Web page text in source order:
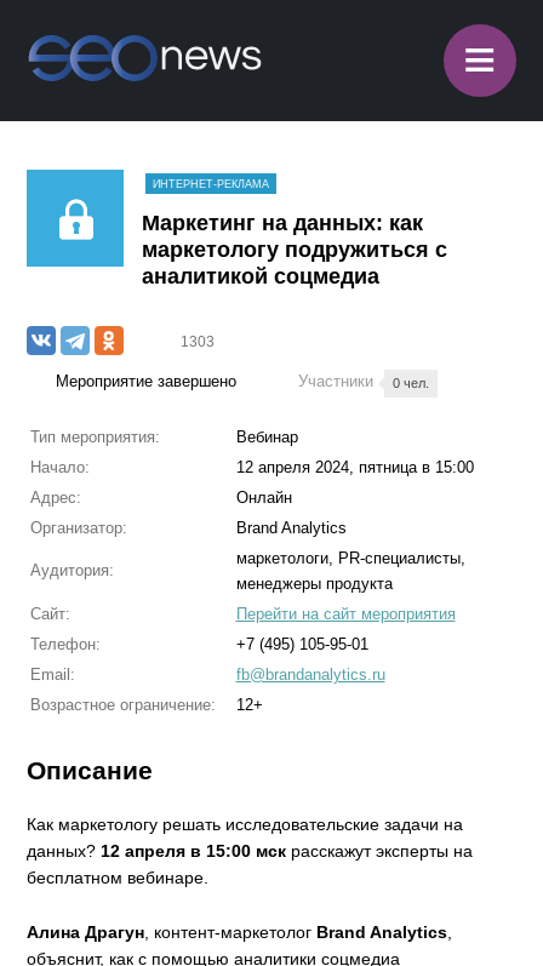
≡
ИНТЕРНЕТ-РЕКЛАМА
Маркетинг на данных: как
маркетологу подружиться с
аналитикой соцмедиа
1303
Мероприятие завершено Участники 0 чел.
Тип мероприятия:
Вебинар
Начало:
12 апреля 2024, пятница в 15:00
Адрес:
Онлайн
Организатор:
Brand Analytics
Аудитория:
маркетологи, PR-специалисты,
менеджеры продукта
Сайт:
Перейти на сайт мероприятия
Телефон:
+7 (495) 105-95-01
Email:
fb@brandanalytics.ru
Возрастное ограничение:
12+
Описание
Как маркетологу решать исследовательские задачи на
данных?12 апреля в 15:00 мск расскажут эксперты на
бесплатном вебинаре.
Алина Драгун , контент-маркетолог Brand Analytics
объяснит, как с помощью аналитики соцмедиа